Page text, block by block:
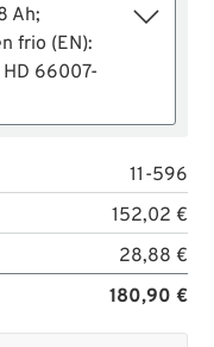
Ah;
frio (EN):
66007-
11-596
152,02 €
28,88 €
180,90 €